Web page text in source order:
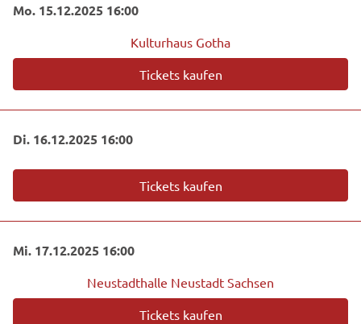
Mo. 15.12.2025 16:00
Kulturhaus Gotha
Tickets kaufen
Di. 16.12.2025 16:00
Tickets kaufen
Mi. 17.12.2025 16:00
Neustadthalle Neustadt Sachsen
Tickets kaufen